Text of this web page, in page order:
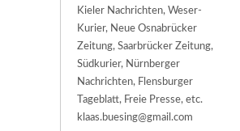
Kieler Nachrichten, Weser-
Kurier, Neue Osnabrücker
Zeitung, Saarbrücker Zeitung,
Südkurier, Nürnberger
Nachrichten, Flensburger
Tageblatt, Freie Presse, etc.
klaas.buesing@gmail.com